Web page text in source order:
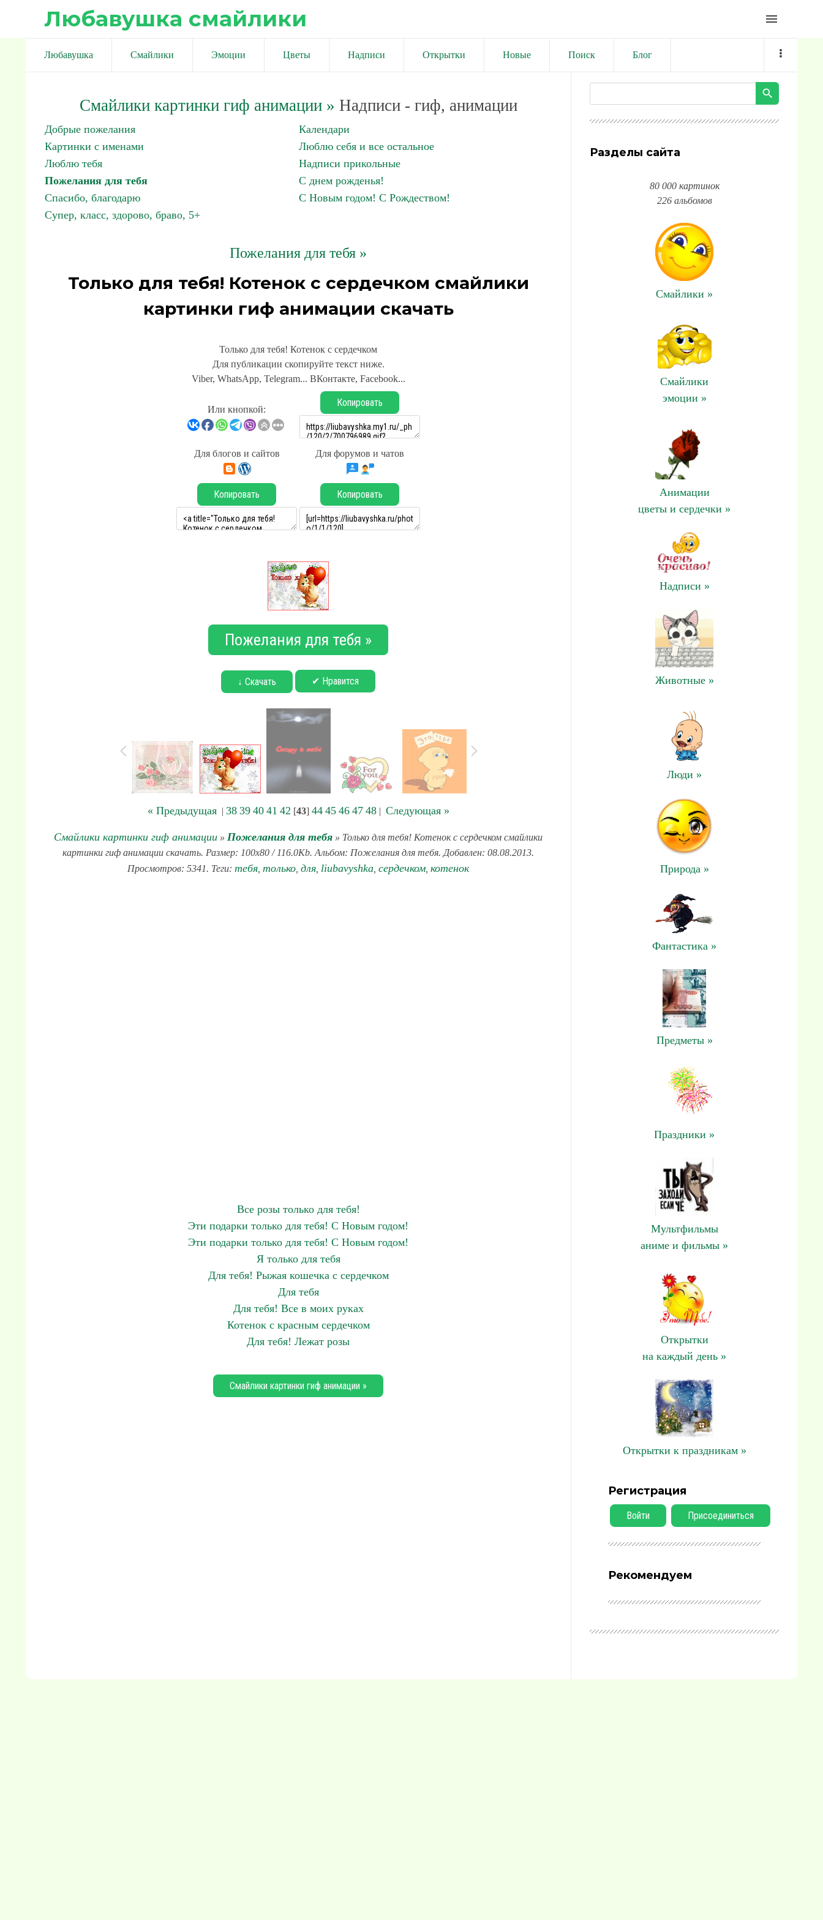
Любавушка смайлики menu
Любавушка Смайлики Эмоции Цветы Надписи Открытки Новые Поиск Блог
Смайлики картинки гиф анимации» Надписи - гиф, анимации
Добрые пожелания
Календари
Картинки с именами
Люблю себя и все остальное
Люблю тебя
Надписи прикольные
Пожелания для тебя
С днем рожденья!
Спасибо, благодарю
С Новым годом! С Рождеством!
Супер, класс, здорово, браво, 5+
Пожелания для тебя »
Только для тебя! Котенок с сердечком смайлики
картинки гиф анимации скачать
Только для тебя! Котенок с сердечком
Для публикации скопируйте текст ниже.
Viber, WhatsApp, Telegram... ВКонтакте, Facebook...
Или кнопкой:
Копировать
Для блогов и сайтов Для форумов и чатов
Копировать Копировать
Пожелания для тебя »
↓ Скачать ✔ Нравится
« Предыдущая| 38 39 40 41 42 [43] 44 45 46 47 48| Следующая »
Смайлики картинки гиф анимации » Пожелания для тебя » Только для тебя! Котенок с сердечком смайлики
картинки гиф анимации скачать. Размер: 100x80 / 116.0Kb. Альбом: Пожелания для тебя. Добавлен: 08.08.2013.
Просмотров: 5341. Теги: тебя только для liubavyshka сердечком котенок
Все розы только для тебя!
Эти подарки только для тебя! С Новым годом!
Эти подарки только для тебя! С Новым годом!
Я только для тебя
Для тебя! Рыжая кошечка с сердечком
Для тебя
Для тебя! Все в моих руках
Котенок с красным сердечком
Для тебя! Лежат розы
Смайлики картинки гиф анимации »
Разделы сайта
80 000 картинок
226 альбомов
Смайлики »
Смайлики
эмоции »
Анимации
цветы и сердечки »
Надписи »
Животные »
Люди »
Природа »
Фантастика »
Предметы »
Праздники »
Мультфильмы
аниме и фильмы »
Открытки
на каждый день »
Открытки к праздникам »
Регистрация
Войти Присоединиться
Рекомендуем